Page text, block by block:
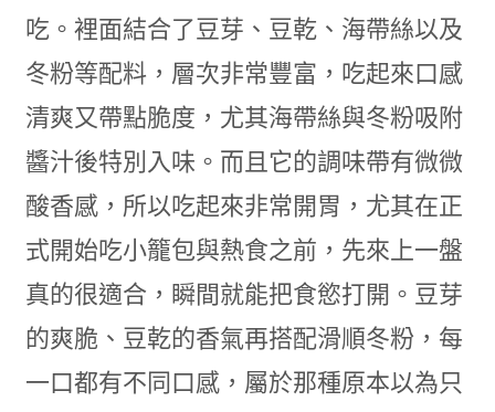
吃。裡面結合了豆芽、豆乾、海帶絲以及
冬粉等配料，層次非常豐富，吃起來口感
清爽又帶點脆度，尤其海帶絲與冬粉吸附
醬汁後特別入味。而且它的調味帶有微微
酸香感，所以吃起來非常開胃，尤其在正
式開始吃小籠包與熱食之前，先來上一盤
真的很適合，瞬間就能把食慾打開。豆芽
的爽脆、豆乾的香氣再搭配滑順冬粉，每
一口都有不同口感，屬於那種原本以為只